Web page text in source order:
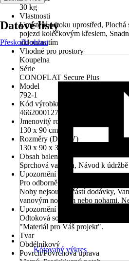
30 kg
Vlastnosti
Umístění odtoku uprostřed,
pojezd kolečkovým křeslem,
uklouznutím
Vhodné pro prostory
Koupelna
Série
CONOFLAT Secure Plus
Model
792-1
Kód výrobku
466200012711
Jmenovitý rozmer (DxŠ)
130 x 90 cm
Rozměry (DxŠxV)
130 x 90 x 3.2 cm
Obsah balení
Sprchová vanička, Návod k údržbě
Upozornění
Pro odborně provedenou montáž
Nohy nejsou součástí dodávky,
vanovým nosičem nebo nohami.
Upozornění
Odtoková souprava není součástí
"Materiál pro Váš projekt".
Tvar
Obdélníkový
Povrch/Povrchová úprava
Datové listy
Přeskočit oblast
Kótovaný výkres